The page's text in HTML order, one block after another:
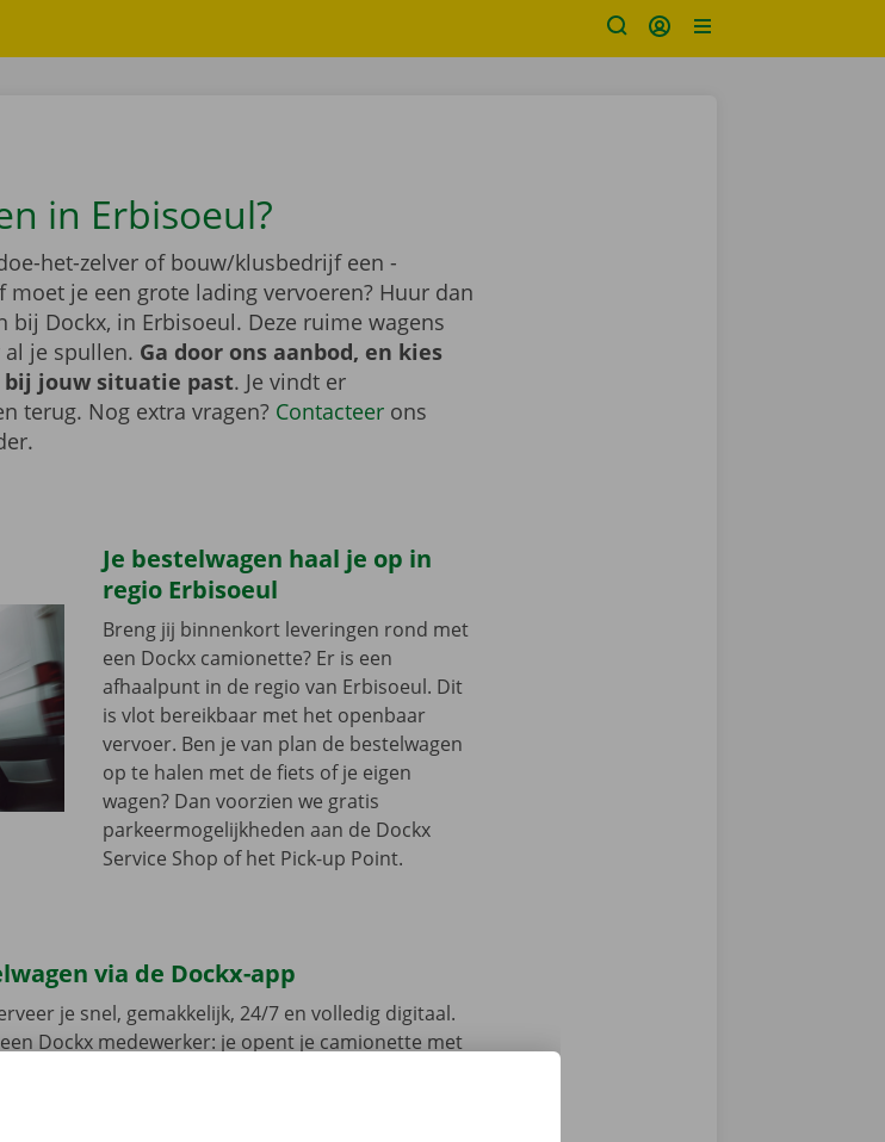
in Erbisoeul?
het-zelver of bouw/klusbedrijf een -
je een grote lading vervoeren? Huur dan
Dockx, in Erbisoeul. Deze ruime wagens
je spullen. Ga door ons aanbod, en kies
jouw situatie past. Je vindt er
terug. Nog extra vragen? Contacteerons
Je bestelwagen haal je op in
regio Erbisoeul
Breng jij binnenkort leveringen rond met
een Dockx camionette? Er is een
afhaalpunt in de regio van Erbisoeul. Dit
is vlot bereikbaar met het openbaar
vervoer. Ben je van plan de bestelwagen
op te halen met de fiets of je eigen
wagen? Dan voorzien we gratis
parkeermogelijkheden aan de Dockx
Service Shop of het Pick-up Point.
via de Dockx-app
je snel, gemakkelijk, 24/7 en volledig digitaal.
Dockx medewerker: je opent je camionette met
via de